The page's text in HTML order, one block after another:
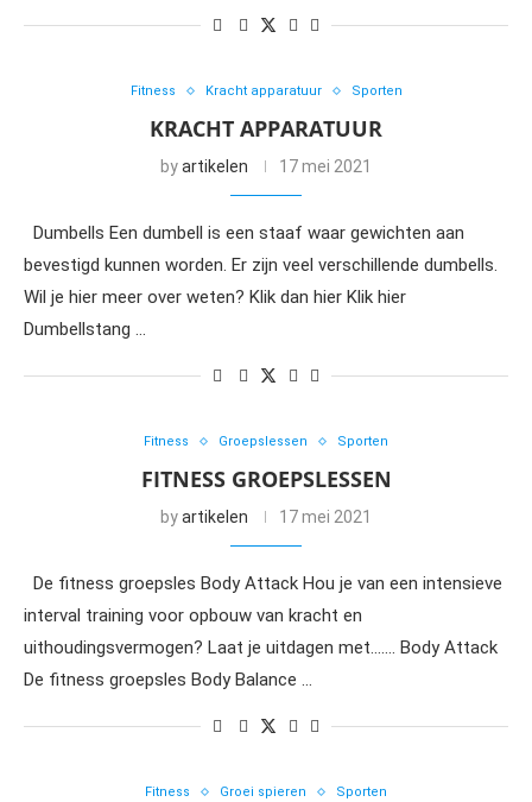
Fitness Kracht apparatuur Sporten
KRACHT APPARATUUR
byartikelen 17 mei 2021
Dumbells Een dumbell is een staaf waar gewichten aan
bevestigd kunnen worden. Er zijn veel verschillende dumbells.
Wil je hier meer over weten? Klik dan hier Klik hier
Dumbellstang …
Fitness Groepslessen Sporten
FITNESS GROEPSLESSEN
byartikelen 17 mei 2021
De fitness groepsles Body Attack Hou je van een intensieve
interval training voor opbouw van kracht en
uithoudingsvermogen? Laat je uitdagen met……. Body Attack
De fitness groepsles Body Balance …
Fitness Groei spieren Sporten